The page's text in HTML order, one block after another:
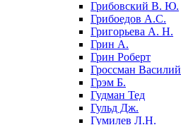
Грибовский В. Ю.
Грибоедов А.С.
Григорьева А. Н.
Грин А.
Грин Роберт
Гроссман Василий
Грэм Б.
Гудман Тед
Гульд Дж.
Гумилев Л.Н.